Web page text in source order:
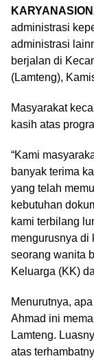
administrasi
administrasi
berjalan di
(Lamteng),
Masyarakat
kasih atas
“Kami
banyak terima
yang telah
kebutuhan
kami terbilang
mengurusnya di
seorang wanita
Keluarga (KK)
Menurutnya,
Ahmad ini
Lamteng.
atas